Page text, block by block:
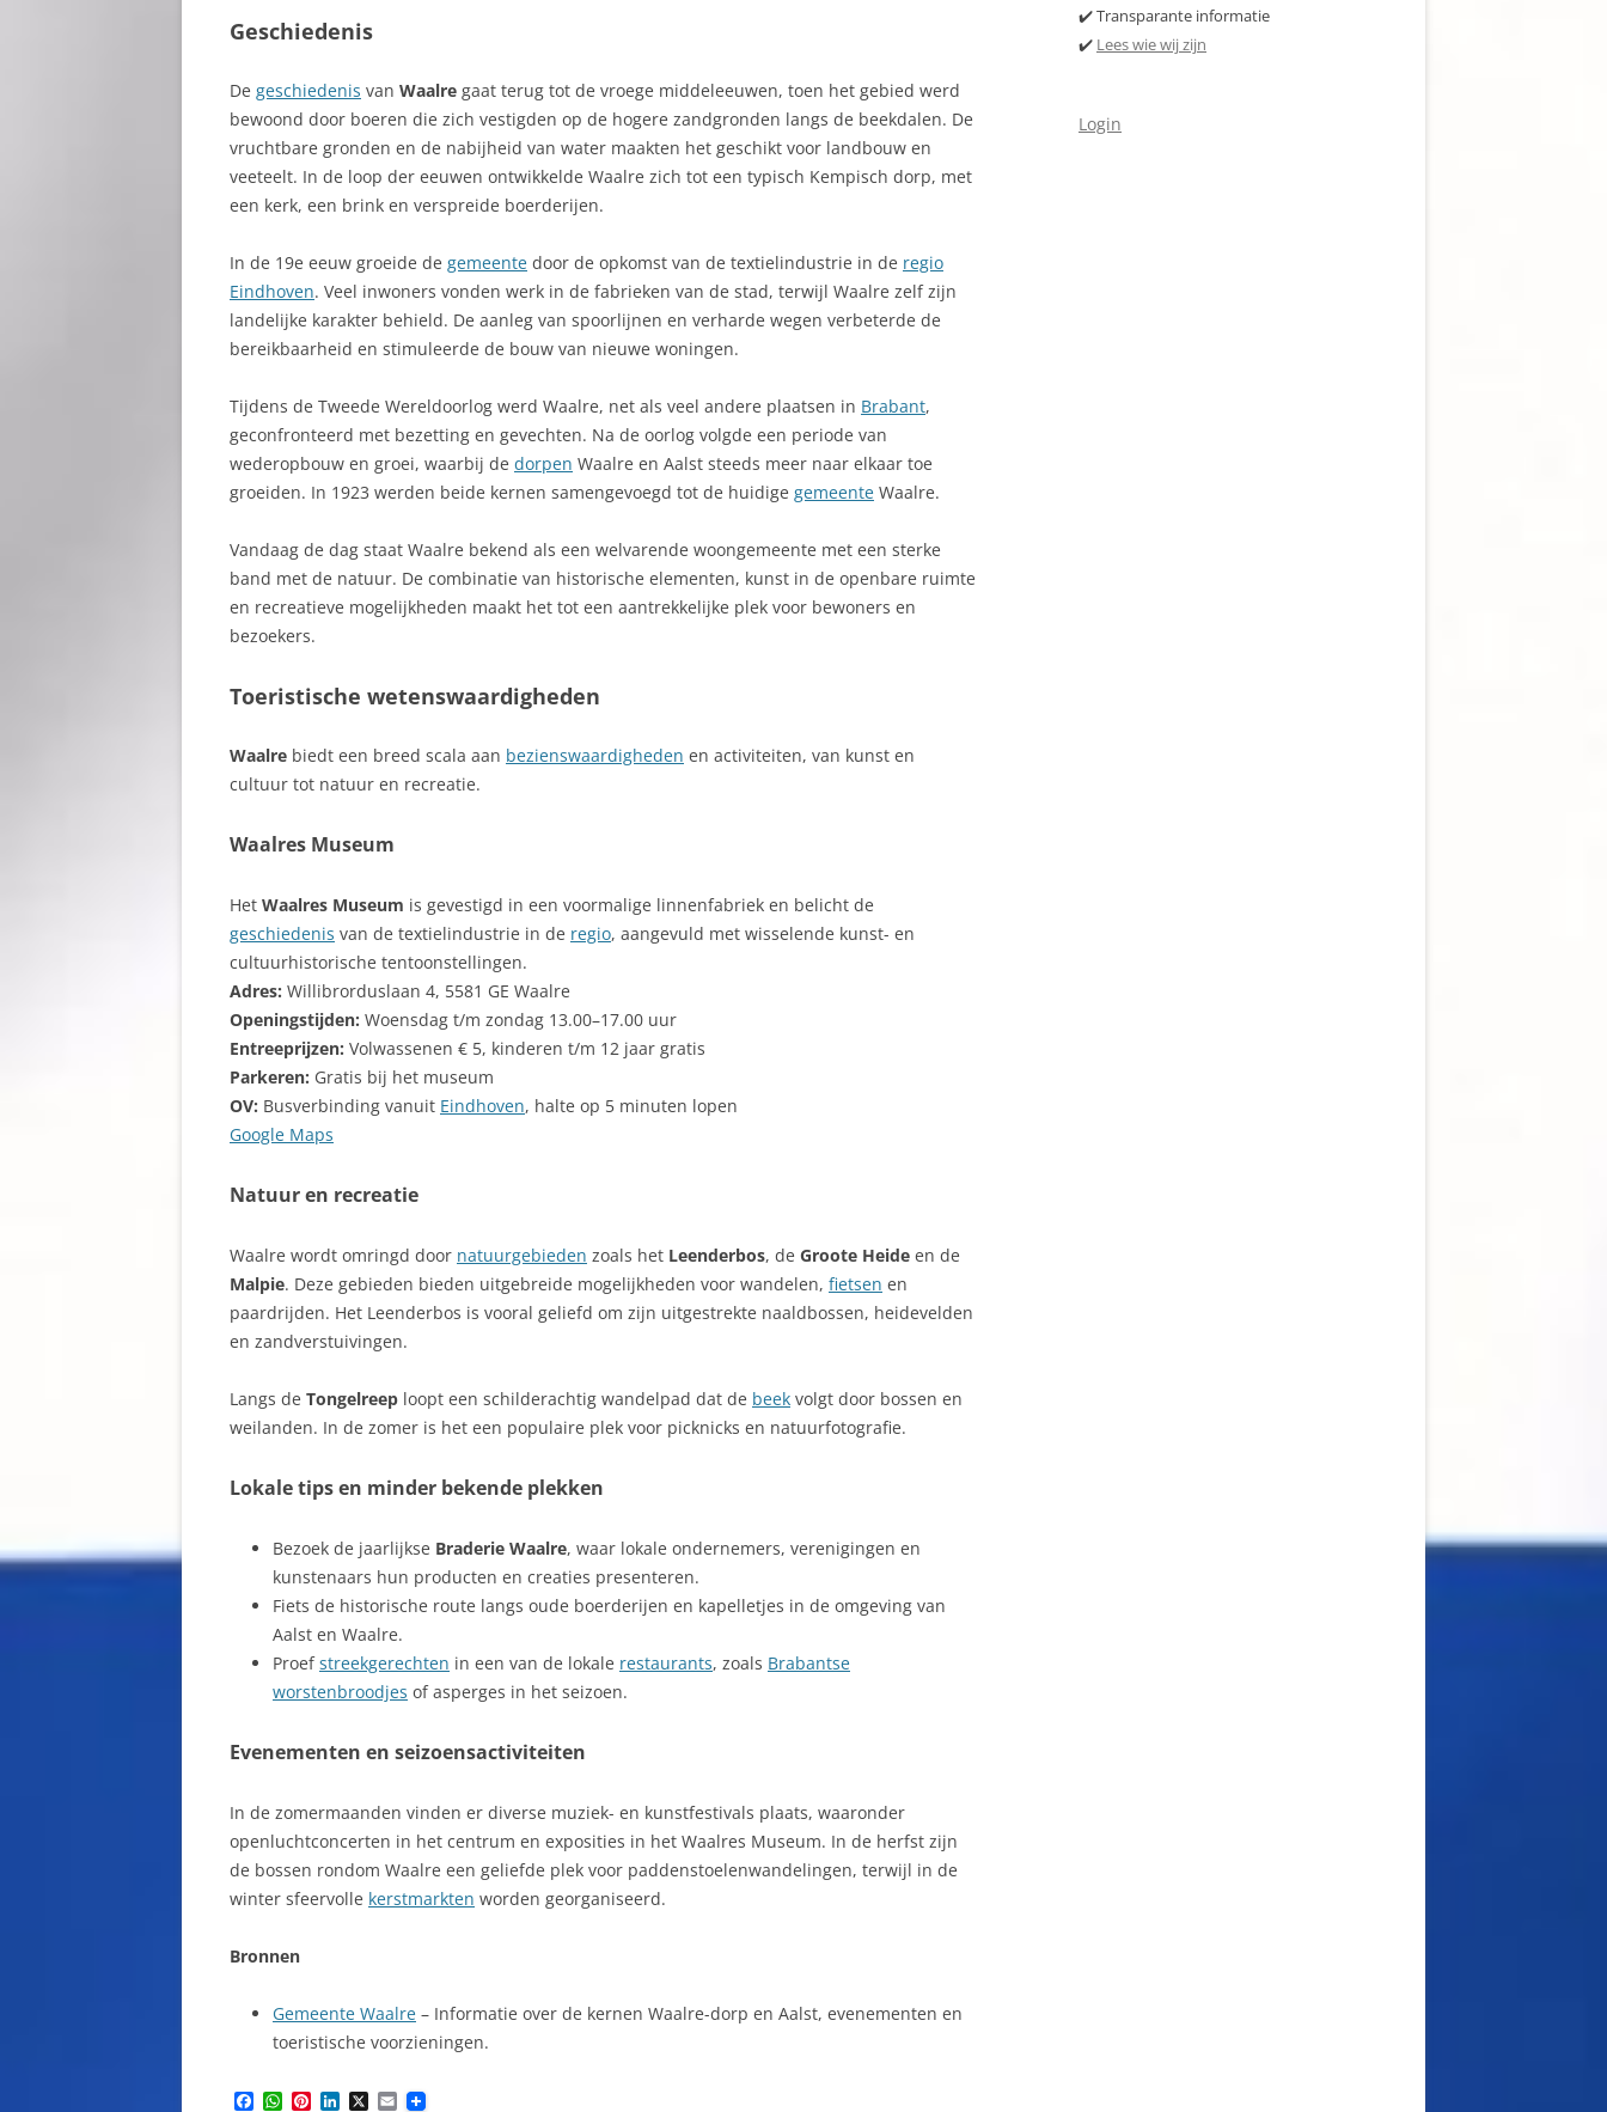
Geschiedenis
De geschiedenis van Waalre gaat terug tot de vroege middeleeuwen, toen het gebied werd
bewoond door boeren die zich vestigden op de hogere zandgronden langs de beekdalen. De
vruchtbare gronden en de nabijheid van water maakten het geschikt voor landbouw en
veeteelt. In de loop der eeuwen ontwikkelde Waalre zich tot een typisch Kempisch dorp, met
een kerk, een brink en verspreide boerderijen.
In de 19e eeuw groeide de gemeente door de opkomst van de textielindustrie in de regio
Eindhoven. Veel inwoners vonden werk in de fabrieken van de stad, terwijl Waalre zelf zijn
landelijke karakter behield. De aanleg van spoorlijnen en verharde wegen verbeterde de
bereikbaarheid en stimuleerde de bouw van nieuwe woningen.
Tijdens de Tweede Wereldoorlog werd Waalre, net als veel andere plaatsen in Brabant,
geconfronteerd met bezetting en gevechten. Na de oorlog volgde een periode van
wederopbouw en groei, waarbij de dorpen Waalre en Aalst steeds meer naar elkaar toe
groeiden. In 1923 werden beide kernen samengevoegd tot de huidige gemeente Waalre.
Vandaag de dag staat Waalre bekend als een welvarende woongemeente met een sterke
band met de natuur. De combinatie van historische elementen, kunst in de openbare ruimte
en recreatieve mogelijkheden maakt het tot een aantrekkelijke plek voor bewoners en
bezoekers.
Toeristische wetenswaardigheden
Waalre biedt een breed scala aan bezienswaardigheden en activiteiten, van kunst en
cultuur tot natuur en recreatie.
Waalres Museum
Het Waalres Museum is gevestigd in een voormalige linnenfabriek en belicht de
geschiedenis van de textielindustrie in de regio, aangevuld met wisselende kunst- en
cultuurhistorische tentoonstellingen.
Adres: Willibrorduslaan 4, 5581 GE Waalre
Openingstijden: Woensdag t/m zondag 13.00–17.00 uur
Entreeprijzen: Volwassenen € 5, kinderen t/m 12 jaar gratis
Parkeren: Gratis bij het museum
OV: Busverbinding vanuit Eindhoven, halte op 5 minuten lopen
Google Maps
Natuur en recreatie
Waalre wordt omringd door natuurgebieden zoals het Leenderbos, de Groote Heide en de
Malpie. Deze gebieden bieden uitgebreide mogelijkheden voor wandelen, fietsen en
paardrijden. Het Leenderbos is vooral geliefd om zijn uitgestrekte naaldbossen, heidevelden
en zandverstuivingen.
Langs de Tongelreep loopt een schilderachtig wandelpad dat de beek volgt door bossen en
weilanden. In de zomer is het een populaire plek voor picknicks en natuurfotografie.
Lokale tips en minder bekende plekken
Bezoek de jaarlijkse Braderie Waalre, waar lokale ondernemers, verenigingen en
kunstenaars hun producten en creaties presenteren.
Fiets de historische route langs oude boerderijen en kapelletjes in de omgeving van
Aalst en Waalre.
Proefstreekgerechten in een van de lokale restaurants, zoals Brabantse
worstenbroodjes of asperges in het seizoen.
Evenementen en seizoensactiviteiten
In de zomermaanden vinden er diverse muziek- en kunstfestivals plaats, waaronder
openluchtconcerten in het centrum en exposities in het Waalres Museum. In de herfst zijn
de bossen rondom Waalre een geliefde plek voor paddenstoelenwandelingen, terwijl in de
winter sfeervolle kerstmarkten worden georganiseerd.
Bronnen
Gemeente Waalre – Informatie over de kernen Waalre-dorp en Aalst, evenementen en
toeristische voorzieningen.
W P X E
✔️ Transparante informatie
✔️ Lees wie wij zijn
Login